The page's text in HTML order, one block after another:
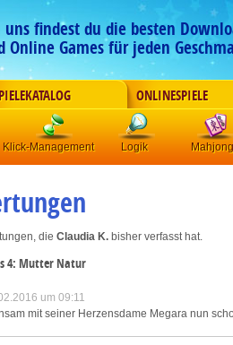
uns findest du die besten
Online Games für jeden
ONLINESPIELE
Klick-Management Logik Mahjong
die Claudia K. bisher verfasst hat.
4: Mutter Natur
um 09:11
mit seiner Herzensdame Megara nun